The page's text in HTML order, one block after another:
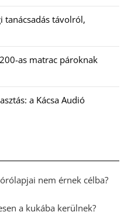
tanácsadás távolról,
as matrac pároknak
a Kácsa Audió
nem érnek célba?
a kukába kerülnek?